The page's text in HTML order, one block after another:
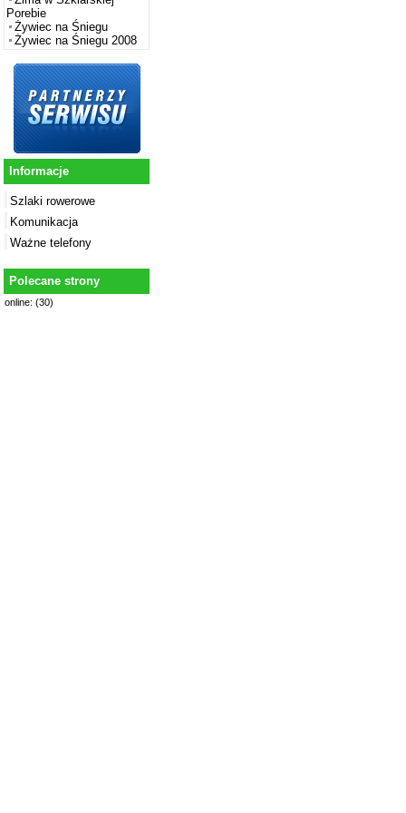
Porebie
Żywiec na Śniegu
Żywiec na Śniegu 2008
Informacje
Szlaki rowerowe
Komunikacja
Ważne telefony
Polecane strony
online: (30)